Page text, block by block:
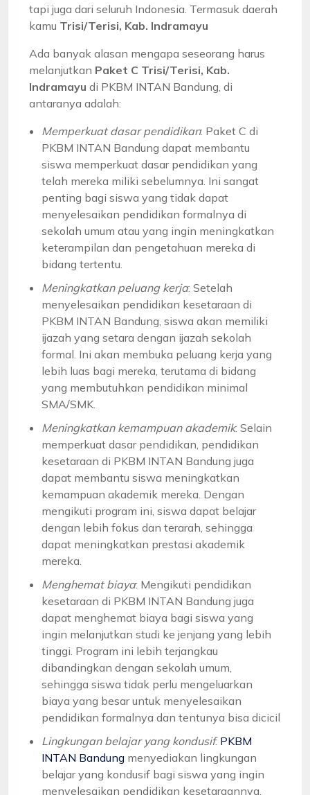
tapi juga dari seluruh Indonesia. Termasuk daerah
kamu Trisi/Terisi, Kab. Indramayu
Ada banyak alasan mengapa seseorang harus
melanjutkan Paket C Trisi/Terisi, Kab.
Indramayu di PKBM INTAN Bandung, di
antaranya adalah:
Memperkuat dasar pendidikan: Paket C di
PKBM INTAN Bandung dapat membantu
siswa memperkuat dasar pendidikan yang
telah mereka miliki sebelumnya. Ini sangat
penting bagi siswa yang tidak dapat
menyelesaikan pendidikan formalnya di
sekolah umum atau yang ingin meningkatkan
keterampilan dan pengetahuan mereka di
bidang tertentu.
Meningkatkan peluang kerja: Setelah
menyelesaikan pendidikan kesetaraan di
PKBM INTAN Bandung, siswa akan memiliki
ijazah yang setara dengan ijazah sekolah
formal. Ini akan membuka peluang kerja yang
lebih luas bagi mereka, terutama di bidang
yang membutuhkan pendidikan minimal
SMA/SMK.
Meningkatkan kemampuan akademik: Selain
memperkuat dasar pendidikan, pendidikan
kesetaraan di PKBM INTAN Bandung juga
dapat membantu siswa meningkatkan
kemampuan akademik mereka. Dengan
mengikuti program ini, siswa dapat belajar
dengan lebih fokus dan terarah, sehingga
dapat meningkatkan prestasi akademik
mereka.
Menghemat biaya: Mengikuti pendidikan
kesetaraan di PKBM INTAN Bandung juga
dapat menghemat biaya bagi siswa yang
ingin melanjutkan studi ke jenjang yang lebih
tinggi. Program ini lebih terjangkau
dibandingkan dengan sekolah umum,
sehingga siswa tidak perlu mengeluarkan
biaya yang besar untuk menyelesaikan
pendidikan formalnya dan tentunya bisa dicicil
Lingkungan belajar yang kondusif: PKBM
INTAN Bandung menyediakan lingkungan
belajar yang kondusif bagi siswa yang ingin
menyelesaikan pendidikan kesetaraannya.